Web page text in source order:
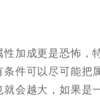
加成更是恐怖，
件可以尽可能把
会越大，如果是